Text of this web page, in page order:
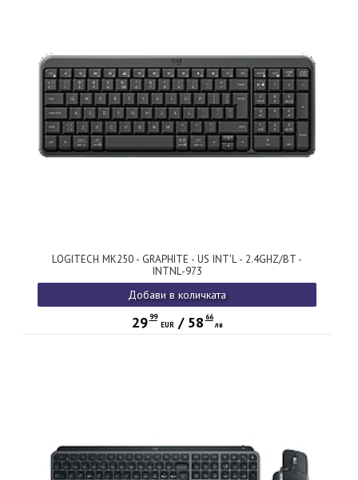
LOGITECH MK250 - GRAPHITE - US INT'L - 2.4GHZ/BT -
INTNL-973
Добави в количката
29 99
EUR/ 58 66
лв